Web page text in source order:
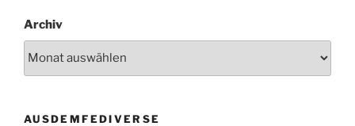
Archiv
AUSDEMFEDIVERSE